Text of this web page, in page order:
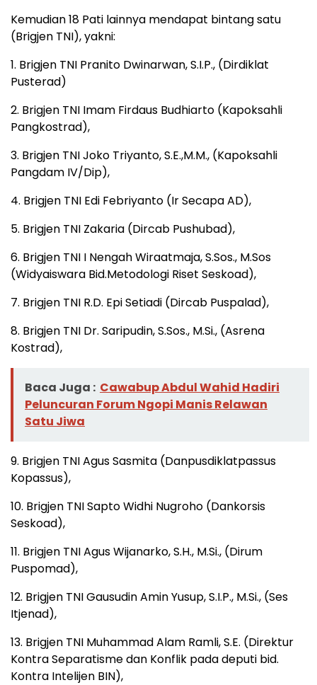
Kemudian 18 Pati lainnya mendapat bintang satu
(Brigjen TNI), yakni:
1. Brigjen TNI Pranito Dwinarwan, S.I.P., (Dirdiklat
Pusterad)
2. Brigjen TNI Imam Firdaus Budhiarto (Kapoksahli
Pangkostrad),
3. Brigjen TNI Joko Triyanto, S.E.,M.M., (Kapoksahli
Pangdam IV/Dip),
4. Brigjen TNI Edi Febriyanto (Ir Secapa AD),
5. Brigjen TNI Zakaria (Dircab Pushubad),
6. Brigjen TNI I Nengah Wiraatmaja, S.Sos., M.Sos
(Widyaiswara Bid.Metodologi Riset Seskoad),
7. Brigjen TNI R.D. Epi Setiadi (Dircab Puspalad),
8. Brigjen TNI Dr. Saripudin, S.Sos., M.Si., (Asrena
Kostrad),
Baca Juga : Cawabup Abdul Wahid Hadiri
Peluncuran Forum Ngopi Manis Relawan
Satu Jiwa
9. Brigjen TNI Agus Sasmita (Danpusdiklatpassus
Kopassus),
10. Brigjen TNI Sapto Widhi Nugroho (Dankorsis
Seskoad),
11. Brigjen TNI Agus Wijanarko, S.H., M.Si., (Dirum
Puspomad),
12. Brigjen TNI Gausudin Amin Yusup, S.I.P., M.Si., (Ses
Itjenad),
13. Brigjen TNI Muhammad Alam Ramli, S.E. (Direktur
Kontra Separatisme dan Konflik pada deputi bid.
Kontra Intelijen BIN),